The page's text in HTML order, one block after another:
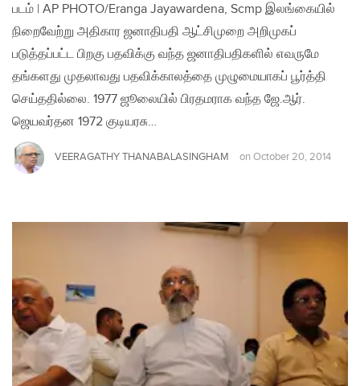
படம் | AP PHOTO/Eranga Jayawardena, Scmp இலங்கையில்
நிறைவேற்று அதிகார ஜனாதிபதி ஆட்சிமுறை அறிமுகப்
படுத்தப்பட்ட பிறகு பதவிக்கு வந்த ஜனாதிபதிகளில் எவருமே
தங்களது முதலாவது பதவிக்காலத்தை முழுமையாகப் பூர்த்தி
செய்ததில்லை. 1977 ஜூலையில் பிரதமராக வந்த ஜே.ஆர்.
ஜெயவர்தன 1972 குடியரசு…
VEERAGATHY THANABALASINGHAM on October 20, 2014